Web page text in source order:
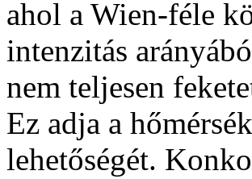
ahol a Wien-féle
intenzitás
nem teljesen
Ez adja a
lehetőségét.